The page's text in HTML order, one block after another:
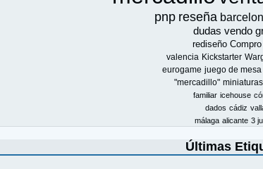
pnp reseña
dudas vendo
rediseño Compro
valencia Kickstarter
eurogame juego de mesa
"mercadillo" miniaturas
familiar icehouse
dados cádiz
málaga alicante 3
Últimas